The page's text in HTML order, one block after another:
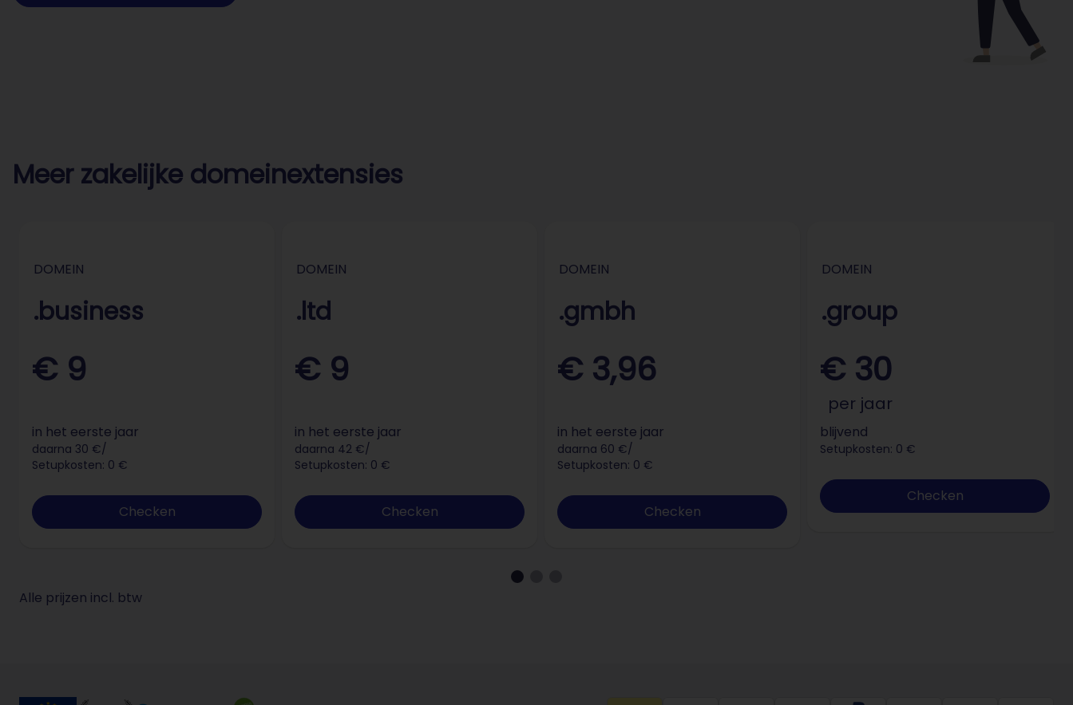
Meer zakelijke domeinextensies
DOMEIN
.business
€ 9
in het eerste jaar
daarna 30 €/
Setupkosten: 0 €
Checken
DOMEIN
.ltd
€ 9
in het eerste jaar
daarna 42 €/
Setupkosten: 0 €
Checken
DOMEIN
.gmbh
€ 3,96
in het eerste jaar
daarna 60 €/
Setupkosten: 0 €
Checken
DOMEIN
.group
€ 30
per jaar
blijvend
Setupkosten: 0 €
Checken
Alle prijzen incl. btw